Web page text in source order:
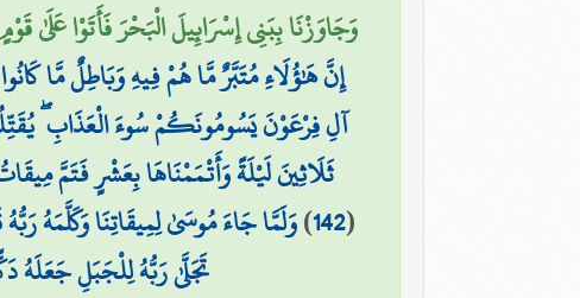
وَجَاوَزْنَا بِبَنِي إِسْرَائِيلَ الْبَحْرَ فَأَتَوْا عَلَىٰ
إِنَّ هَٰؤُلَاءِ مُتَبَّرٌ مَّا هُمْ فِيهِ وَبَاطِلٌ مَّا
آلِ فِرْعَوْنَ يَسُومُونَكُمْ سُوءَ الْعَذَابِ
ثَلَاثِينَ لَيْلَةً وَأَتْمَمْنَاهَا بِعَشْرٍ فَتَمَّ
(
142
)وَلَمَّا جَاءَ مُوسَىٰ لِمِيقَاتِنَا وَكَلَّمَهُ
تَجَلَّىٰ رَبُّهُ لِلْجَبَلِ جَعَلَهُ